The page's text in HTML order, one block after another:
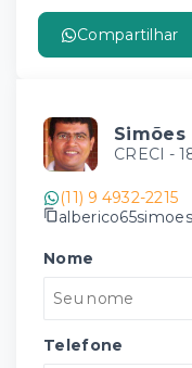
Compartilhar
Simões
CRECI -
(11) 9 4932-2215
Nome
Telefone